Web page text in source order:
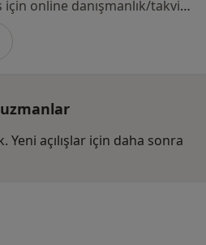
Bu uzman ilgili adres için online danışmanlık/takvim sunmuyor.
Yeni açılışlar için daha sonra